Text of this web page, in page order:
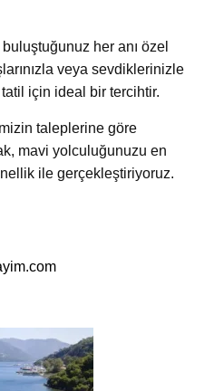
her anı özel
veya sevdiklerinizle
için ideal bir tercihtir.
taleplerine göre
mavi yolculuğunuzu en
ile gerçekleştiriyoruz.